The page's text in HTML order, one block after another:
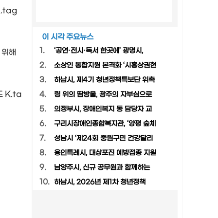
해
K.ta
이 시각 주요뉴스
1.
‘공연·전시·독서 한곳에’ 광명시,
2. 소상인 통합지원 본격화 ‘시흥상권현
3. 하남시, 제4기 청년정책특보단 위촉
4. 링 위의 땀방울, 광주의 자부심으로
5. 의정부시, 장애인복지 동 담당자 교
6. 구리시장애인종합복지관, ‘양평 숲체
7. 성남시 ‘제24회 중원구민 건강달리
8. 용인특례시, 대상포진 예방접종 지원
9. 남양주시, 신규 공무원과 함께하는
10. 하남시, 2026년 제1차 청년정책